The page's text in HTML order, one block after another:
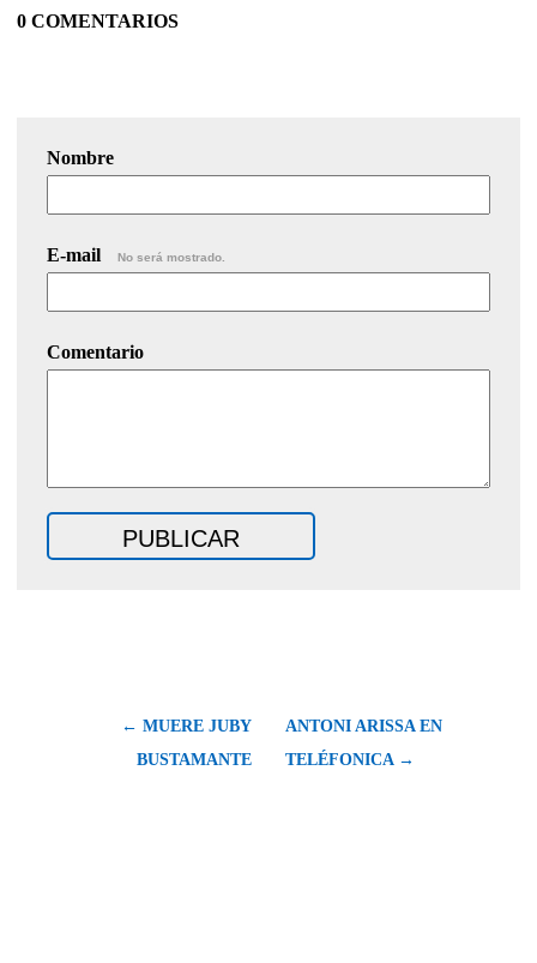
0 COMENTARIOS
Nombre
E-mail No será mostrado.
Comentario
← MUERE JUBY
BUSTAMANTE
ANTONI ARISSA EN
TELÉFONICA →